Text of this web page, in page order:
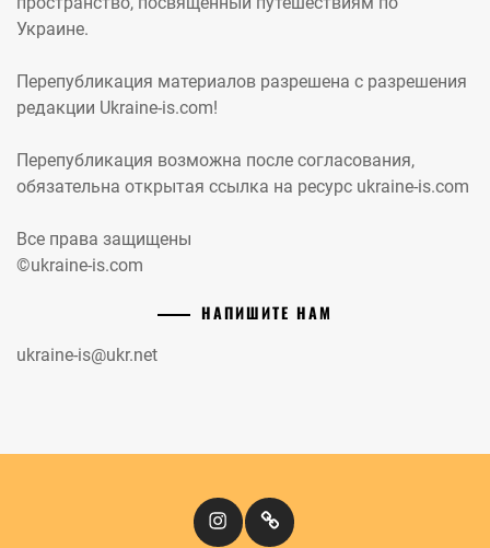
Украине.
Перепубликация материалов разрешена с разрешения
редакции Ukraine-is.com!
Перепубликация возможна после согласования,
обязательна открытая ссылка на ресурс ukraine-is.com
Все права защищены
©ukraine-is.com
НАПИШИТЕ НАМ
ukraine-is@ukr.net
InstagramКіномандри